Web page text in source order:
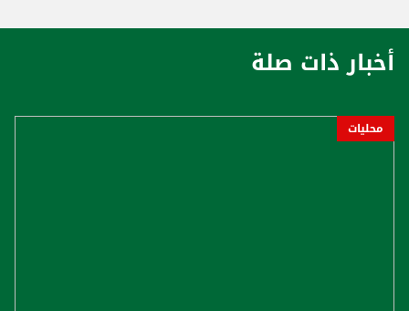
أخبار ذات صلة
محليات